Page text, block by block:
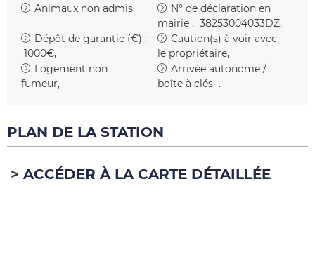
Animaux non admis
N° de déclaration en
mairie : 38253004033DZ
Dépôt de garantie (€) :
1000€
Caution(s) à voir avec
le propriétaire
Logement non
fumeur
Arrivée autonome /
boîte à clés
PLAN DE LA STATION
ACCÉDER À LA CARTE DÉTAILLÉE